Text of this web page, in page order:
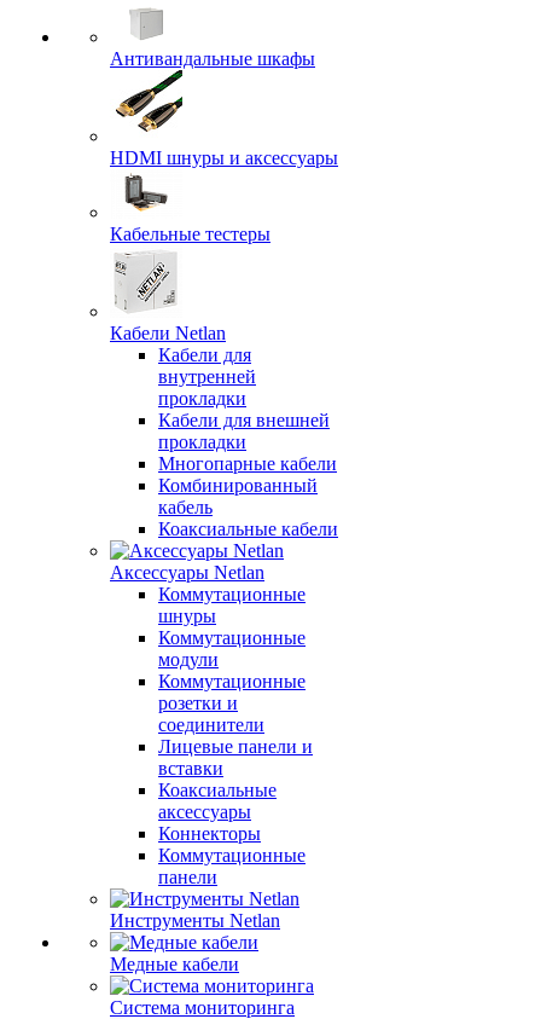
Антивандальные шкафы
HDMI шнуры и аксессуары
Кабельные тестеры
Кабели Netlan
Кабели для
внутренней
прокладки
Кабели для внешней
прокладки
Многопарные кабели
Комбинированный
кабель
Коаксиальные кабели
Аксессуары Netlan
Коммутационные
шнуры
Коммутационные
модули
Коммутационные
розетки и
соединители
Лицевые панели и
вставки
Коаксиальные
аксессуары
Коннекторы
Коммутационные
панели
Инструменты Netlan
Медные кабели
Система мониторинга